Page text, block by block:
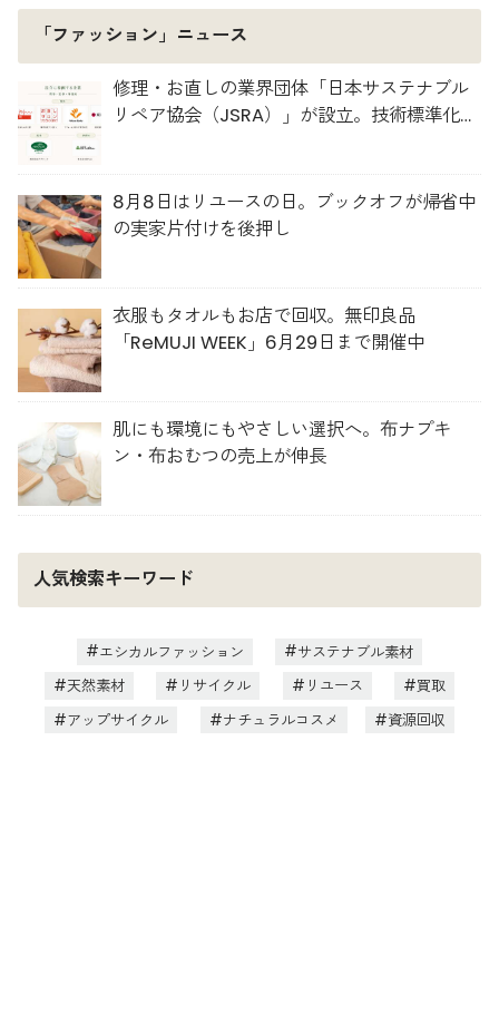
「ファッション」ニュース
修理・お直しの業界団体「日本サステナブル
リペア協会（JSRA）」が設立。技術標準化や
8月8日はリユースの日。ブックオフが帰省中
の実家片付けを後押し
衣服もタオルもお店で回収。無印良品
「ReMUJI WEEK」6月29日まで開催中
肌にも環境にもやさしい選択へ。布ナプキ
ン・布おむつの売上が伸長
人気検索キーワード
エシカルファッション
サステナブル素材
天然素材
リサイクル リユース
買取
アップサイクル
ナチュラルコスメ 資源回収